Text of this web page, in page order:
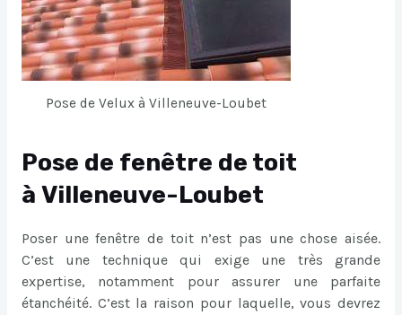
Pose de Velux à Villeneuve-Loubet
Pose de fenêtre de toit
à Villeneuve-Loubet
Poser une fenêtre de toit n’est pas une chose aisée.
C’est une technique qui exige une très grande
expertise, notamment pour assurer une parfaite
étanchéité. C’est la raison pour laquelle, vous devrez